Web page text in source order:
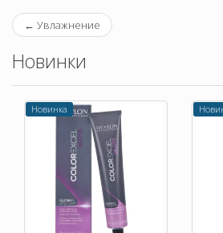
← Увлажнение
Новинки
Новинка